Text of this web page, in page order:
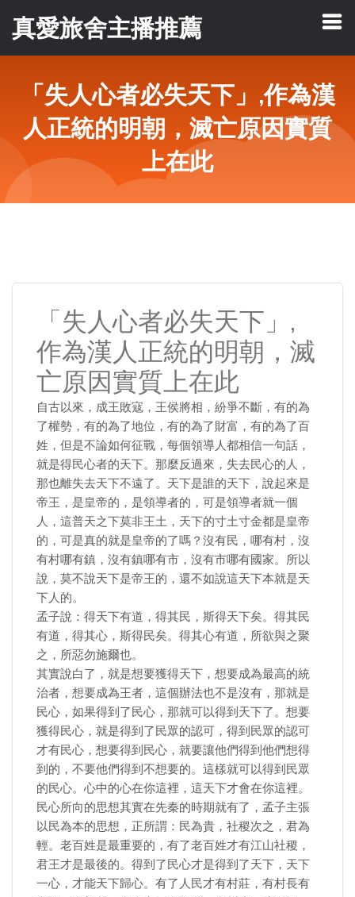
真愛旅舍主播推薦
「失人心者必失天下」,作為漢
人正統的明朝，滅亡原因實質
上在此
「失人心者必失天下」,
作為漢人正統的明朝，滅
亡原因實質上在此
自古以來，成王敗寇，王侯將相，紛爭不斷，有的為
了權勢，有的為了地位，有的為了財富，有的為了百
姓，但是不論如何征戰，每個領導人都相信一句話，
就是得民心者的天下。那麼反過來，失去民心的人，
那也離失去天下不遠了。天下是誰的天下，說起來是
帝王，是皇帝的，是領導者的，可是領導者就一個
人，這普天之下莫非王土，天下的寸土寸金都是皇帝
的，可是真的就是皇帝的了嗎？沒有民，哪有村，沒
有村哪有鎮，沒有鎮哪有市，沒有市哪有國家。所以
說，莫不說天下是帝王的，還不如說這天下本就是天
下人的。
孟子說：得天下有道，得其民，斯得天下矣。得其民
有道，得其心，斯得民矣。得其心有道，所欲與之聚
之，所惡勿施爾也。
其實說白了，就是想要獲得天下，想要成為最高的統
治者，想要成為王者，這個辦法也不是沒有，那就是
民心，如果得到了民心，那就可以得到天下了。想要
獲得民心，就是得到了民眾的認可，得到民眾的認可
才有民心，想要得到民心，就要讓他們得到他們想得
到的，不要他們得到不想要的。這樣就可以得到民眾
的民心。心中的心在你這裡，這天下才會在你這裡。
民心所向的思想其實在先秦的時期就有了，孟子主張
以民為本的思想，正所謂：民為貴，社稷次之，君為
輕。老百姓是最重要的，有了老百姓才有江山社稷，
君王才是最後的。得到了民心才是得到了天下，天下
一心，才能天下歸心。有了人民才有村莊，有村長有